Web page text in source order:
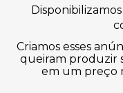
Criamos esses
queiram produzir
em um preço